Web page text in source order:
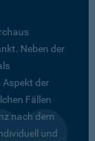
Neben der
Aspekt der
Fällen
nach dem
und